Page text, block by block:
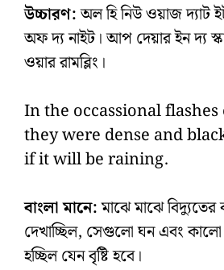
উচ্চারণ:অল হি নিউ ওয়াজ দ্যাট
অফ দ্য নাইট। আপ দেয়ার ইন দ্য
ওয়ার রামব্লিং।
In the occassional
they were dense and
if it will be raining.
বাংলা মানে:মাঝে মাঝে
দেখাচ্ছিল, সেগুলো ঘন এবং
হচ্ছিল যেন বৃষ্টি হবে।